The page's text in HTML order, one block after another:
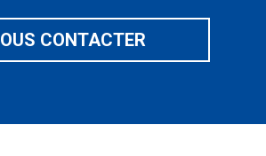
CONTACTER